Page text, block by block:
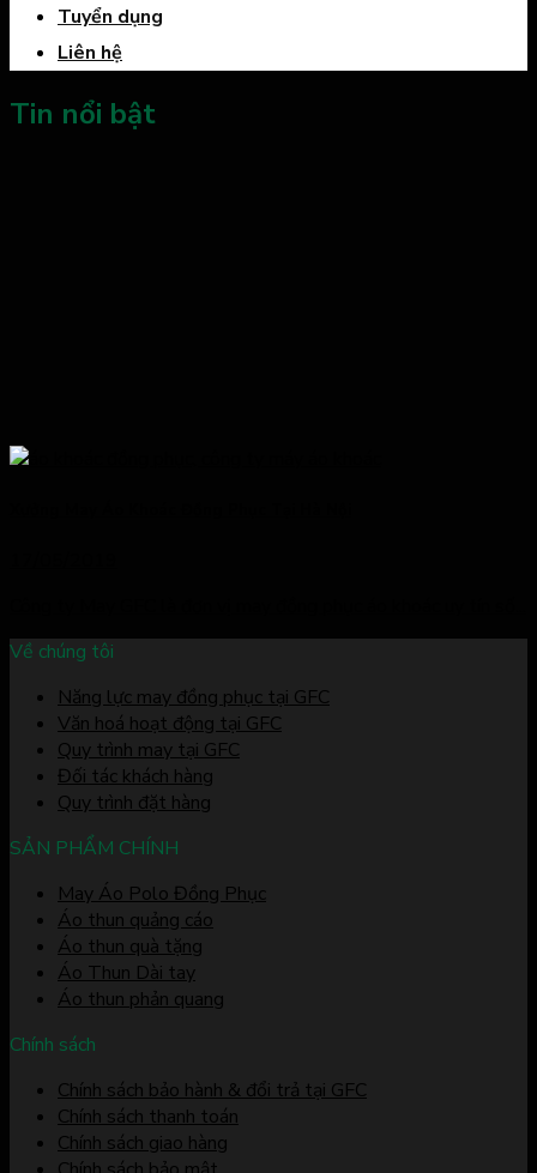
Tuyển dụng
Liên hệ
Tin nổi bật
Về chúng tôi
Năng lực may đồng phục tại GFC
Văn hoá hoạt động tại GFC
Quy trình may tại GFC
Đối tác khách hàng
Quy trình đặt hàng
SẢN PHẨM CHÍNH
May Áo Polo Đồng Phục
Áo thun quảng cáo
Áo thun quà tặng
Áo Thun Dài tay
Áo thun phản quang
Chính sách
Chính sách bảo hành & đổi trả tại GFC
Chính sách thanh toán
Chính sách giao hàng